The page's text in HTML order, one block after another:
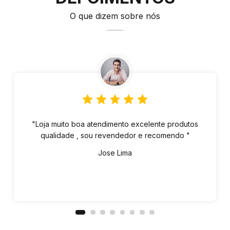
O que dizem sobre nós
"Loja muito boa atendimento excelente produtos
qualidade , sou revendedor e recomendo "
Jose Lima